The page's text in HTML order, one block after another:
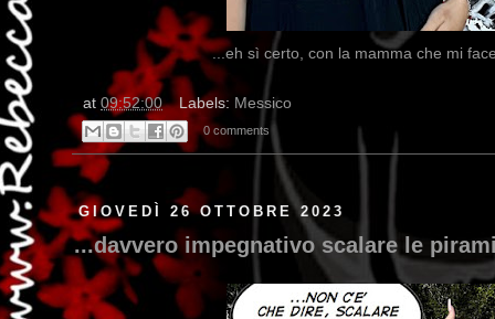
...eh sì certo, con la mamma che mi
at 09:52:00 Labels: Messico
0 comments
GIOVEDÌ 26 OTTOBRE 2023
...davvero impegnativo scalare le